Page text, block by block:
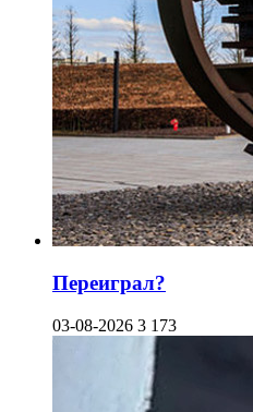
Переиграл?
03-08-2026 3 173